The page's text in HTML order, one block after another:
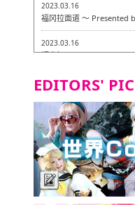
2023.03.16
福冈拉面道 〜 Presented
2023.03.16
福龙轩
2023.03.07
Isogiyokarazu 博多总店
的试吃之旅 in 福冈市！〜
2023.03.07
严格素食主义・素食主义
2023.03.02
Little Stand 大名店 〜 严
吃之旅 in 福冈市！〜
EDITORS'